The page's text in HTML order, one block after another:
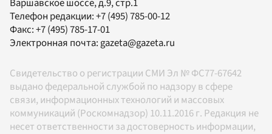
Телефон редакции:+7 (495) 785-00-12
Факс:+7 (495) 785-17-01
Электронная почта: gazeta@gazeta.ru
Свидетельство о регистрации СМИ Эл № ФС77-67642
выдано федеральной службой по надзору в сфере
связи, информационных технологий и массовых
коммуникаций (Роскомнадзор) 10.11.2016 г. Редакция не
несет ответственности за достоверность информации,